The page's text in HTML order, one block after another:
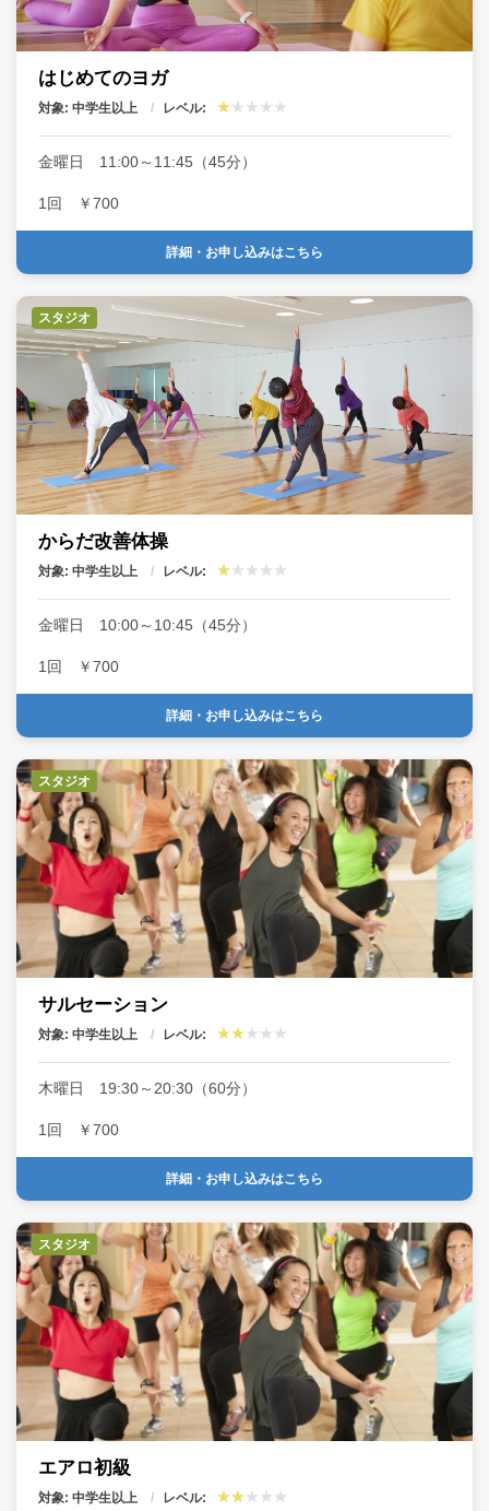
はじめてのヨガ
対象: 中学生以上 レベル:
金曜日 11:00～11:45（45分）
1回 ￥700
詳細・お申し込みはこちら
スタジオ
からだ改善体操
対象: 中学生以上 レベル:
金曜日 10:00～10:45（45分）
1回 ￥700
詳細・お申し込みはこちら
スタジオ
サルセーション
対象: 中学生以上 レベル:
木曜日 19:30～20:30（60分）
1回 ￥700
詳細・お申し込みはこちら
スタジオ
エアロ初級
対象: 中学生以上 レベル: